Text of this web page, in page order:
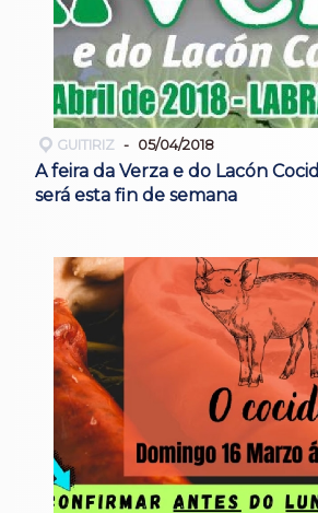
GUITIRIZ 05/04/2018
A feira da Verza e do Lacón
será esta fin de semana